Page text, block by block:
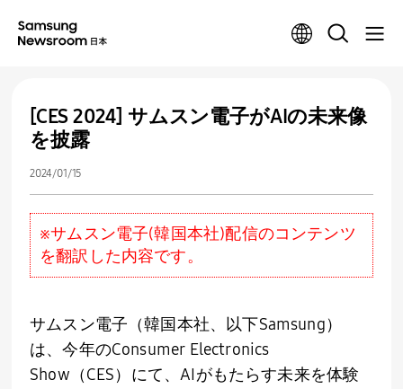
[CES 2024] サムスン電子がAIの未来像
を披露
2024/01/15
※サムスン電子(韓国本社)配信のコンテンツ
を翻訳した内容です。
サムスン電子（韓国本社、以下Samsung）
は、今年のConsumer Electronics
Show（CES）にて、AIがもたらす未来を体験